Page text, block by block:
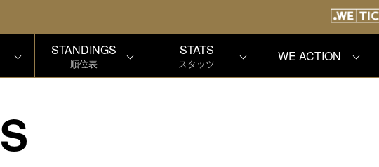
STANDINGS
順位表
STATS
スタッツ WE ACTION